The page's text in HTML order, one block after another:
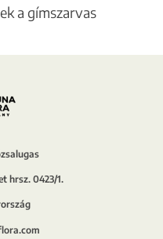
a gímszarvas
hrsz. 0423/1.